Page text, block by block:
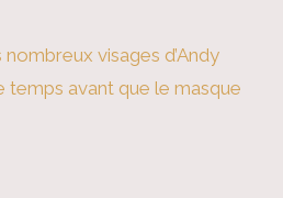
visages d’Andy
temps avant que le masque